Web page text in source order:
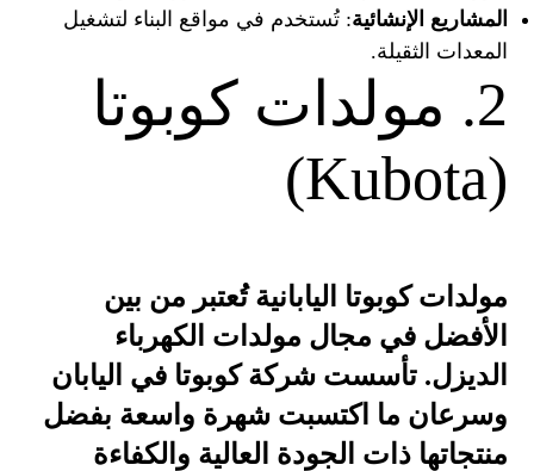
المشاريع الإنشائية: تُستخدم في مواقع البناء لتشغيل
المعدات الثقيلة.
2. مولدات كوبوتا
(Kubota)
مولدات كوبوتا اليابانية تُعتبر من بين
الأفضل في مجال مولدات الكهرباء
الديزل. تأسست شركة كوبوتا في اليابان
وسرعان ما اكتسبت شهرة واسعة بفضل
منتجاتها ذات الجودة العالية والكفاءة